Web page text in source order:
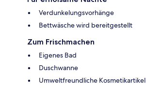
Verdunkelungsvorhänge
Bettwäsche wird bereitgestellt
Zum Frischmachen
Eigenes Bad
Duschwanne
Umweltfreundliche Kosmetikartikel